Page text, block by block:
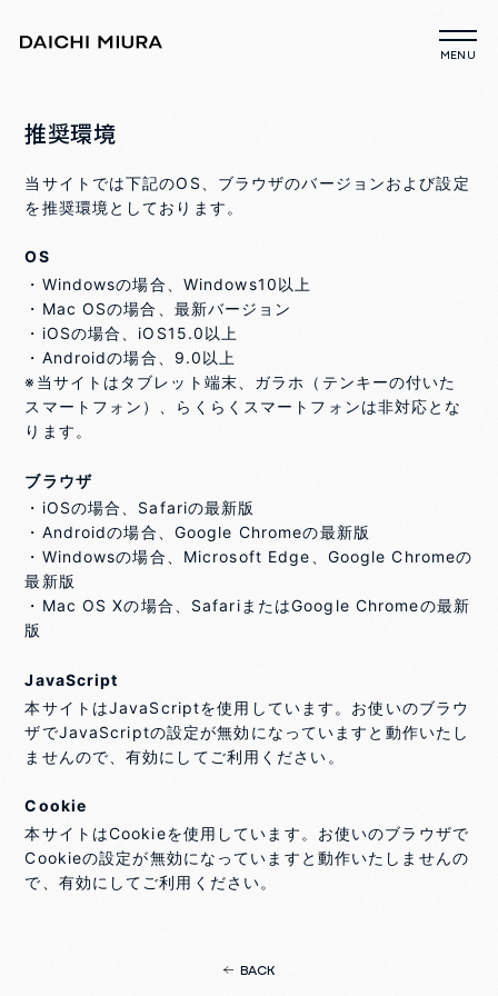
推奨環境
当サイトでは下記のOS、ブラウザのバージョンおよび設定
を推奨環境としております。
OS
・Windowsの場合、Windows10以上
・Mac OSの場合、最新バージョン
・iOSの場合、iOS15.0以上
・Androidの場合、9.0以上
※当サイトはタブレット端末、ガラホ（テンキーの付いた
スマートフォン）、らくらくスマートフォンは非対応とな
ります。
ブラウザ
・iOSの場合、Safariの最新版
・Androidの場合、Google Chromeの最新版
・Windowsの場合、Microsoft Edge、Google Chromeの
最新版
・Mac OS Xの場合、SafariまたはGoogle Chromeの最新
版
JavaScript
本サイトはJavaScriptを使用しています。お使いのブラウ
ザでJavaScriptの設定が無効になっていますと動作いたし
ませんので、有効にしてご利用ください。
Cookie
本サイトはCookieを使用しています。お使いのブラウザで
Cookieの設定が無効になっていますと動作いたしませんの
で、有効にしてご利用ください。
BACK